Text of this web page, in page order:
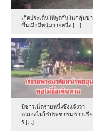
เกิดประเด็นให้พูดกันในกลุ่มข่
ขึ้นเมื่อมีหนุ่มรายหนึ่ง […]
มีชาวเน็ตรายหนึ่งซึ่งแจ้งว่า
ตนเองไม่ใช่ประชาชนชาวเชีย
ร […]